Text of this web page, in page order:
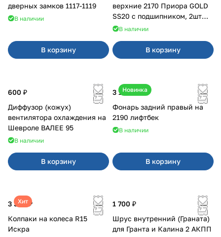
дверных замков 1117-1119
В наличии
В корзину
верхние 2170 Приора GOLD
SS20 с подшипником, 2шт
10116
В наличии
В корзину
600 ₽
Диффузор (кожух)
вентилятора охлаждения на
Шевроле ВАЛЕЕ 95
В наличии
В корзину
Новинка
3 100 ₽
Фонарь задний правый на
2190 лифтбек
В наличии
В корзину
Хит
3 380 ₽
Колпаки на колеса R15
Искра
1 700 ₽
Шрус внутренний (Граната)
для Гранта и Калина 2 АКПП